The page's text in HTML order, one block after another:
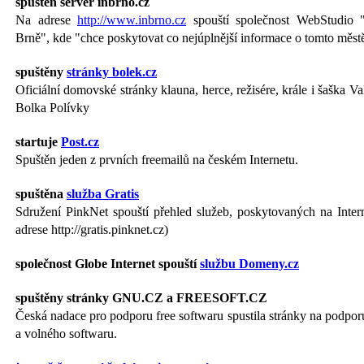
Na adrese http://www.inbrno.cz spouští společnost WebStudio
Brně", kde "chce poskytovat co nejúplnější informace o tomto
spuštěny stránky bolek.cz
Oficiální domovské stránky klauna, herce, režisére, krále i šaška
Bolka Polívky
startuje Post.cz
Spuštěn jeden z prvních freemailů na českém Internetu.
spuštěna služba Gratis
Sdružení PinkNet spouští přehled služeb, poskytovaných na
adrese http://gratis.pinknet.cz)
společnost Globe Internet spouštíslužbu Domeny.cz
spuštěny stránky GNU.CZ a FREESOFT.CZ
Česká nadace pro podporu free softwaru spustila stránky na
a volného softwaru.